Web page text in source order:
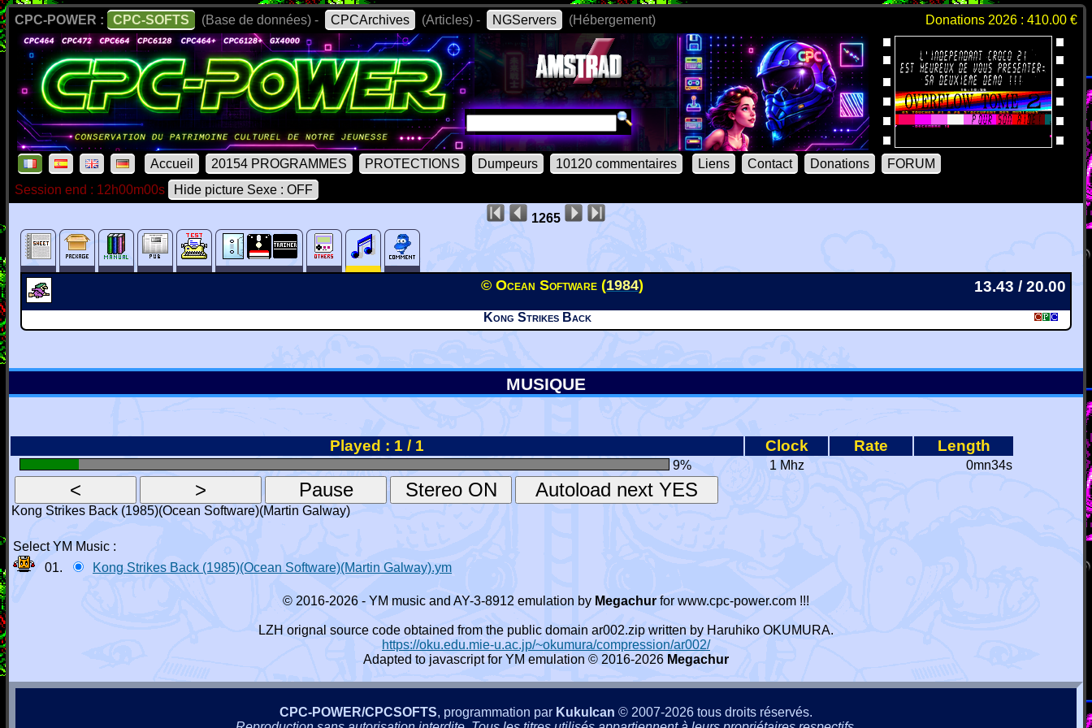
CPC-POWER : CPC-SOFTS (Base de données) - CPCArchives (Articles) - NGServers (Hébergement) Donations 2026 : 410.00 €
Accueil 20154 PROGRAMMES PROTECTIONS Dumpeurs 10120 commentaires Liens Contact Donations
FORUM
Session end : 12h00m00s
Hide picture Sexe : OFF
1265
© Ocean Software (1984) 13.43 / 20.00
Kong Strikes Back
MUSIQUE
Played : 1 / 1 Clock Rate Length
9% 1 Mhz 0mn34s
Kong Strikes Back (1985)(Ocean Software)(Martin Galway)
Select YM Music :
01.
Kong Strikes Back (1985)(Ocean Software)(Martin Galway).ym
© 2016-2026 - YM music and AY-3-8912 emulation by Megachur for www.cpc-power.com !!!
LZH orignal source code obtained from the public domain ar002.zip written by Haruhiko OKUMURA.
https://oku.edu.mie-u.ac.jp/~okumura/compression/ar002/
Adapted to javascript for YM emulation © 2016-2026 Megachur
CPC-POWER/CPCSOFTS, programmation par Kukulcan © 2007-2026 tous droits réservés.